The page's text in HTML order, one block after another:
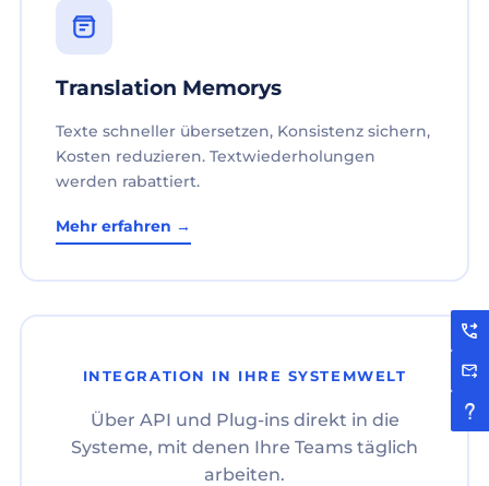
Translation Memorys
Texte schneller übersetzen, Konsistenz sichern,
Kosten reduzieren. Textwiederholungen
werden rabattiert.
Mehr erfahren →
INTEGRATION IN IHRE SYSTEMWELT
Über API und Plug-ins direkt in die
Systeme, mit denen Ihre Teams täglich
arbeiten.